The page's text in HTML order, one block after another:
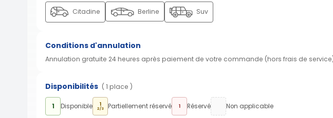
Citadine Berline Suv
Conditions d'annulation
Annulation gratuite 24 heures après paiement de votre commande (hors frais de
Disponibilités ( 1 place )
1 Disponible 1
2/3 Partiellement réservé 1 Réservé Non applicable